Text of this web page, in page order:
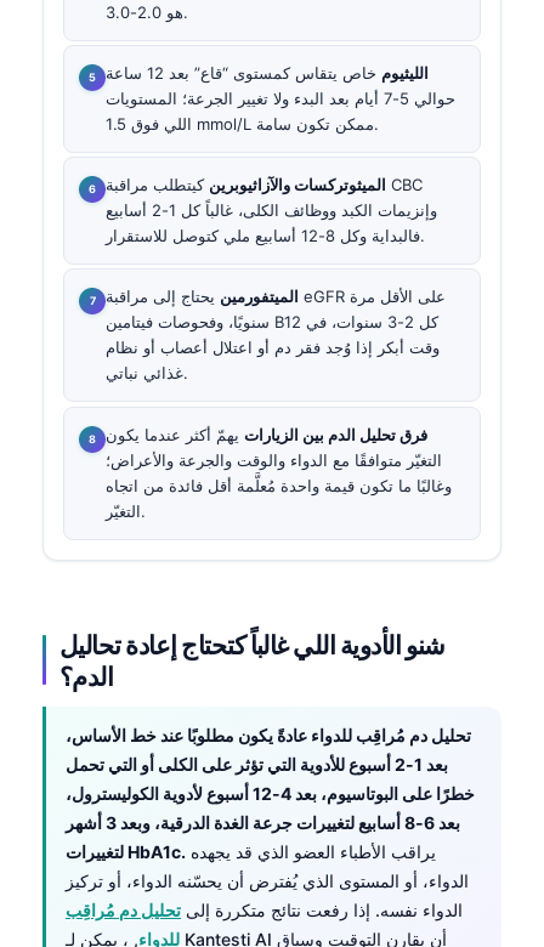
هو 2.0-3.0.
الليثيوم
خاص يتقاس كمستوى “قاع” بعد 12 ساعة
حوالي 5-7 أيام بعد البدء ولا تغيير الجرعة؛ المستويات
اللي فوق 1.5 mmol/L ممكن تكون سامة.
الميثوتركسات والآزاثيوبرين كيتطلب مراقبة CBC
وإنزيمات الكبد ووظائف الكلى، غالباً كل 1-2 أسابيع
فالبداية وكل 8-12 أسابيع ملي كتوصل للاستقرار.
الميتفورمين يحتاج إلى مراقبة eGFR على الأقل مرة
سنويًا، وفحوصات فيتامين B12 كل 2-3 سنوات، في
وقت أبكر إذا وُجد فقر دم أو اعتلال أعصاب أو نظام
غذائي نباتي.
فرق تحليل الدم بين الزيارات يهمّ أكثر عندما يكون
التغيّر متوافقًا مع الدواء والوقت والجرعة والأعراض؛
وغالبًا ما تكون قيمة واحدة مُعلَّمة أقل فائدة من اتجاه
التغيّر.
شنو الأدوية اللي غالباً كتحتاج إعادة تحاليل
الدم؟
تحليل دم مُراقِب للدواء عادةً يكون مطلوبًا عند خط الأساس،
بعد 1-2 أسبوع للأدوية التي تؤثر على الكلى أو التي تحمل
خطرًا على البوتاسيوم، بعد 4-12 أسبوع لأدوية الكوليسترول،
بعد 6-8 أسابيع لتغييرات جرعة الغدة الدرقية، وبعد 3 أشهر
لتغييرات HbA1c.
الدواء، أو المستوى الذي يُفترض أن يحسّنه الدواء، أو تركيز
الدواء نفسه. إذا رفعت نتائج متكررة إلى تحليل دم مُراقِب
للدواء, ، يمكن لـ Kantesti AI أن يقارن التوقيت وسياق